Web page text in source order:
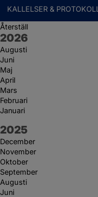
KALLELSER & PROTOKOLL
Återställ
År:
2026
Augusti
Juni
Maj
April
Mars
Februari
Januari
År:
2025
December
November
Oktober
September
Augusti
Juni